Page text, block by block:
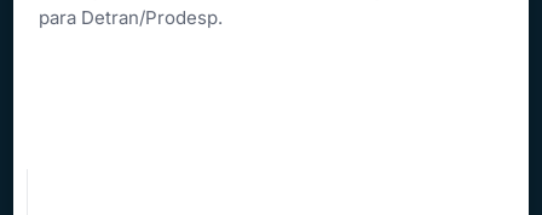
para Detran/Prodesp.